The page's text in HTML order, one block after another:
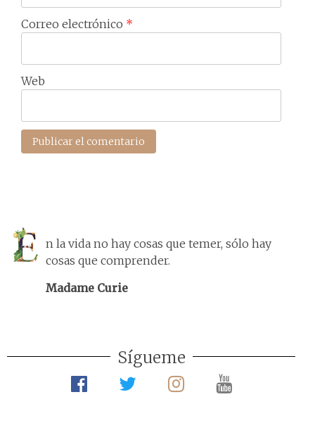
Correo electrónico *
Web
n la vida no hay cosas que temer, sólo hay
cosas que comprender.
Madame Curie
Sígueme